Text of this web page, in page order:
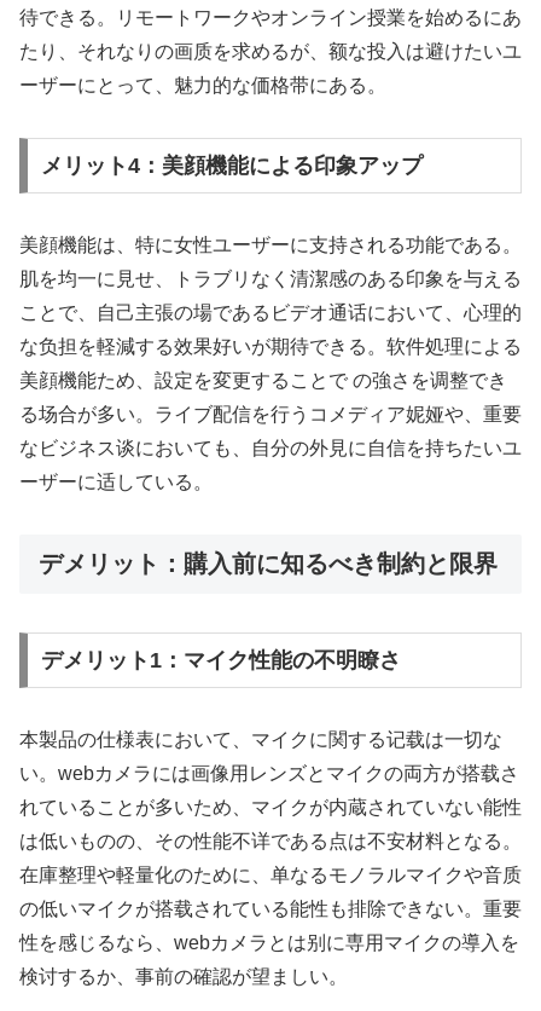
待できる。リモートワークやオンライン授業を始めるにあ
たり、それなりの画质を求めるが、额な投入は避けたいユ
ーザーにとって、魅力的な価格带にある。
メリット4：美顔機能による印象アップ
美顔機能は、特に女性ユーザーに支持される功能である。
肌を均一に見せ、トラブリなく清潔感のある印象を与える
ことで、自己主張の場であるビデオ通话において、心理的
な负担を軽減する效果好いが期待できる。软件処理による
美顔機能ため、設定を変更することで の強さを调整でき
る场合が多い。ライブ配信を行うコメディア妮娅や、重要
なビジネス谈においても、自分の外見に自信を持ちたいユ
ーザーに适している。
デメリット：購入前に知るべき制約と限界
デメリット1：マイク性能の不明瞭さ
本製品の仕様表において、マイクに関する记载は一切な
い。webカメラには画像用レンズとマイクの両方が搭载さ
れていることが多いため、マイクが内蔵されていない能性
は低いものの、その性能不详である点は不安材料となる。
在庫整理や軽量化のために、单なるモノラルマイクや音质
の低いマイクが搭载されている能性も排除できない。重要
性を感じるなら、webカメラとは别に専用マイクの導入を
検讨するか、事前の確認が望ましい。